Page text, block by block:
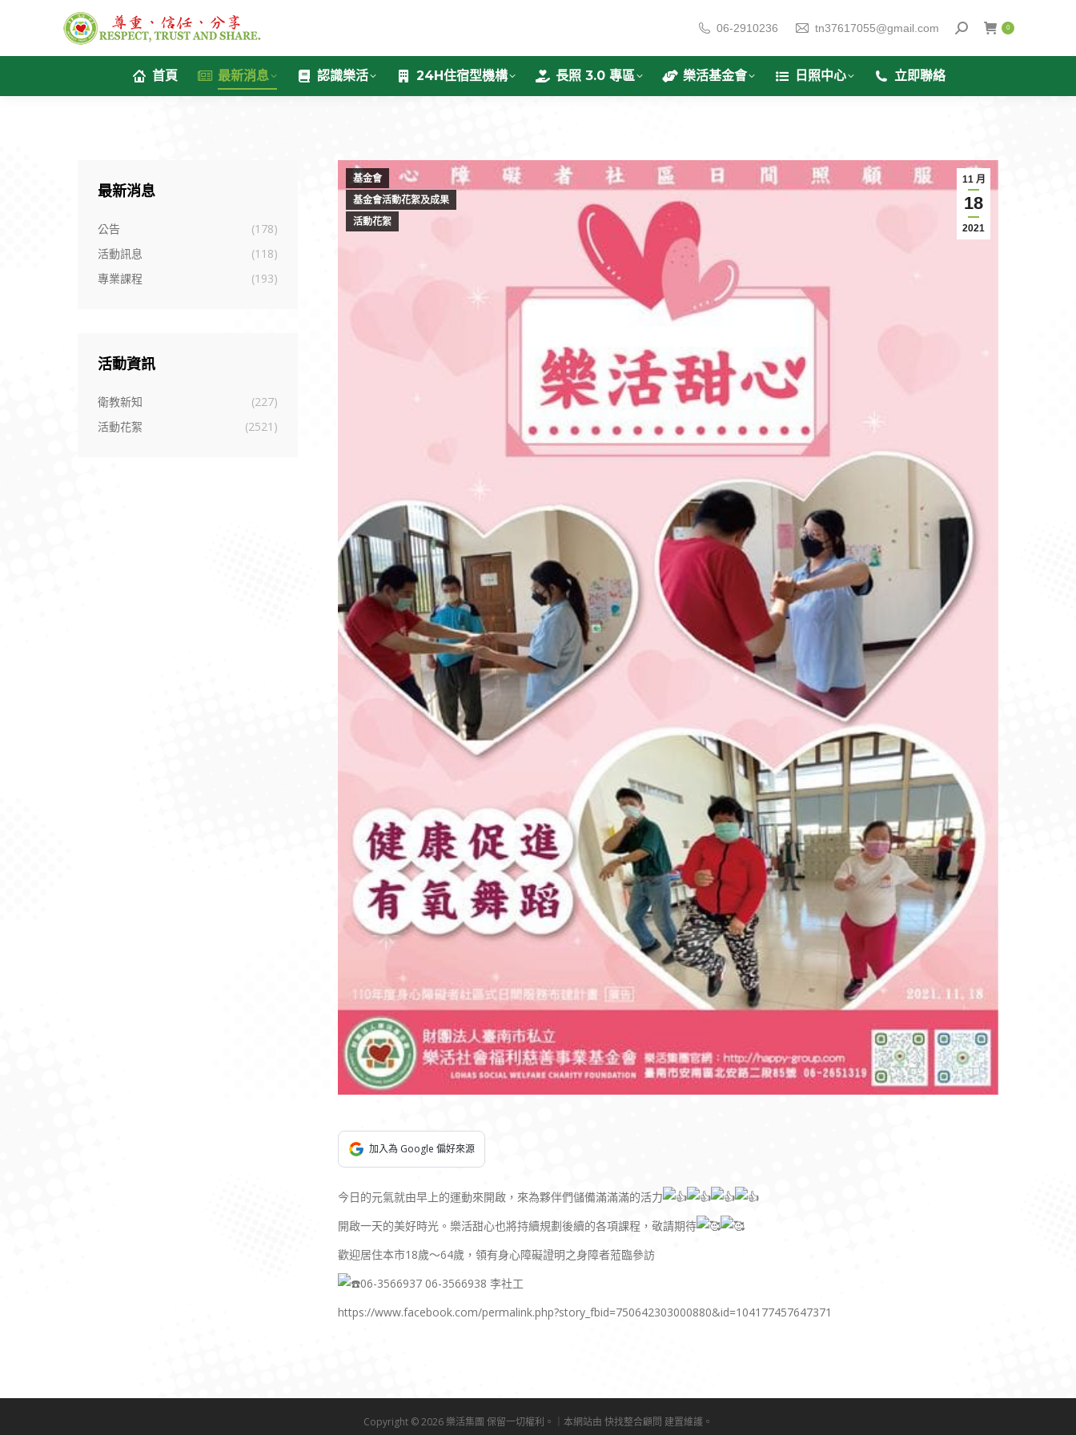
06-2910236 tn37617055@gmail.com 0
首頁 最新消息 認識樂活 24H住宿型機構 長照 3.0 專區 樂活基金會 日照中心 立即聯絡
11 月
18
2021
基金會
基金會活動花絮及成果
活動花絮
加入為 Google 偏好來源
今日的元氣就由早上的運動來開啟，來為夥伴們儲備滿滿滿的活力
開啟一天的美好時光。樂活甜心也將持續規劃後續的各項課程，敬請期待
歡迎居住本市18歲～64歲，領有身心障礙證明之身障者蒞臨參訪
06-3566937 06-3566938 李社工
https://www.facebook.com/permalink.php?story_fbid=750642303000880&id=104177457647371
最新消息
公告
(178)
活動訊息
(118)
專業課程
(193)
活動資訊
衛教新知
(227)
活動花絮
(2521)
Copyright © 2026 樂活集團 保留一切權利。｜本網站由 快找整合顧問 建置維護。